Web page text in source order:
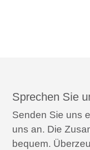
Sprechen Sie
Senden Sie uns
uns an. Die
bequem.